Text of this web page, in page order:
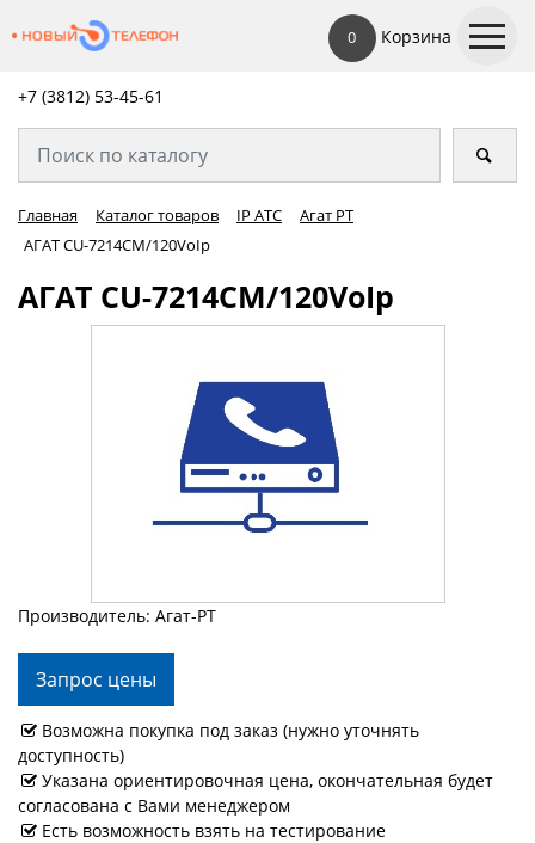
0 Корзина
+7 (3812) 53-45-61
Главная Каталог товаров IP АТС
Агат РТ
АГАТ CU-7214CM/120VoIp
АГАТ CU-7214CM/120VoIp
Производитель: Агат-РТ
Запрос цены
Возможна покупка под заказ (нужно уточнять
доступность)
Указана ориентировочная цена, окончательная будет
согласована с Вами менеджером
Есть возможность взять на тестирование